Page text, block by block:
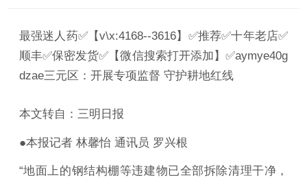
最强迷人药✅【v\x:4168--3616】✅推荐✅十年老店✅
顺丰✅保密发货✅【微信搜索打开添加】✅aymye40g
dzae三元区：开展专项监督 守护耕地红线
本文转自：三明日报
●本报记者 林馨怡 通讯员 罗兴根
“地面上的钢结构棚等违建物已全部拆除清理干净，